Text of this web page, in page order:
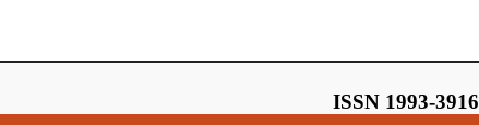
ISSN 1993-3916